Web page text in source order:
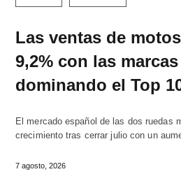
Las ventas de
9,2% con las
dominando el Top
El mercado español de las dos ruedas
crecimiento tras cerrar julio con un
7 agosto, 2026